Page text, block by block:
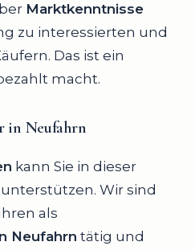
Marktkenntnisse
zu interessierten und
Das ist ein
macht.
in Neufahrn
kann Sie in dieser
Wir sind
als
Neufahrn tätig und